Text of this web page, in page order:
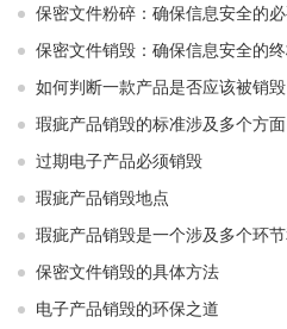
保密文件粉碎：确保信息安全的
保密文件销毁：确保信息安全的
如何判断一款产品是否应该被销毁
瑕疵产品销毁的标准涉及多个方面
过期电子产品必须销毁
瑕疵产品销毁地点
瑕疵产品销毁是一个涉及多个环
保密文件销毁的具体方法
电子产品销毁的环保之道